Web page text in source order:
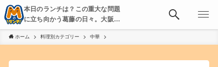
本日のランチは？この重大な問題
に立ち向かう葛藤の日々。大阪・
京都・神戸を中心とした食べ歩
き、飲み歩きを綴る。
ホーム 料理別カテゴリー 中華